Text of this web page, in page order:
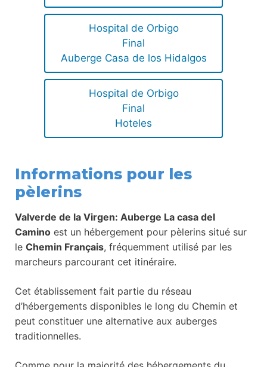
Hospital de Orbigo
Final
Auberge Casa de los Hidalgos
Hospital de Orbigo
Final
Hoteles
Informations pour les
pèlerins
Valverde de la Virgen: Auberge La casa del
Camino est un hébergement pour pèlerins situé sur
le Chemin Français, fréquemment utilisé par les
marcheurs parcourant cet itinéraire.
Cet établissement fait partie du réseau
d’hébergements disponibles le long du Chemin et
peut constituer une alternative aux auberges
traditionnelles.